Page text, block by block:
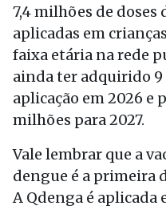
7,4 milhões de doses
aplicadas em
faixa etária na rede
ainda ter adquirido 9
aplicação em 2026 e
milhões para 2027.
Vale lembrar que a
dengue é a primeira
A Qdenga é aplicada